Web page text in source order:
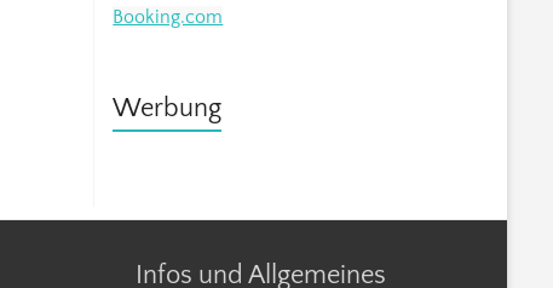
Booking.com
Werbung
Infos und Allgemeines